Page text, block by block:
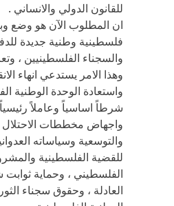
للقانون الدولي والانساني .
ان المطلوب الآن هو وضع
فلسطينية وطنية جديدة
والسجناء الفلسطينيين ،
وهذا الامر يستدعي انهاء
واستعادة الوحدة الوطنية
شرطاً اساسياً وعاملاً
واجهاض مخططات الاحتلال
والتوسعية وسياساته
للقضية الفلسطينية
الفلسطيني ، وحماية ثوابت
العادلة ، وحقوق سجناء